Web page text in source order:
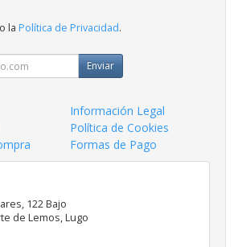
la Política de Privacidad.
Enviar
Información Legal
Política de Cookies
Formas de Pago
122 Bajo
de Lemos,Lugo